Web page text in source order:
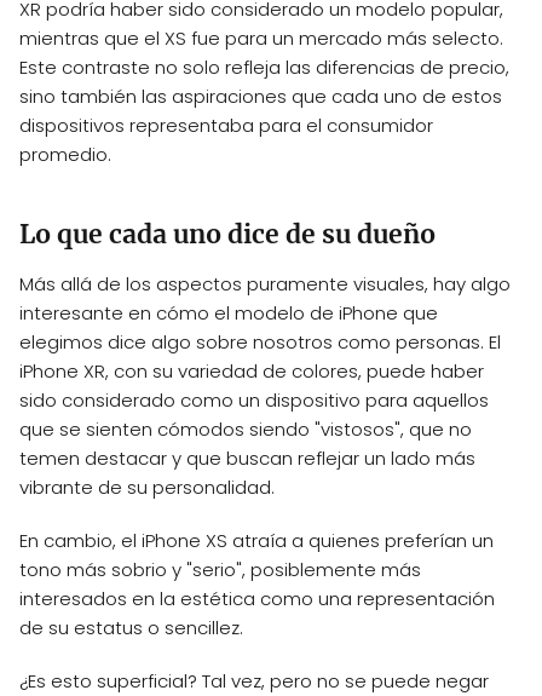
XR podría haber sido considerado un modelo popular,
mientras que el XS fue para un mercado más selecto.
Este contraste no solo refleja las diferencias de precio,
sino también las aspiraciones que cada uno de estos
dispositivos representaba para el consumidor
promedio.
Lo que cada uno dice de su dueño
Más allá de los aspectos puramente visuales, hay algo
interesante en cómo el modelo de iPhone que
elegimos dice algo sobre nosotros como personas. El
iPhone XR, con su variedad de colores, puede haber
sido considerado como un dispositivo para aquellos
que se sienten cómodos siendo "vistosos", que no
temen destacar y que buscan reflejar un lado más
vibrante de su personalidad.
En cambio, el iPhone XS atraía a quienes preferían un
tono más sobrio y "serio", posiblemente más
interesados en la estética como una representación
de su estatus o sencillez.
¿Es esto superficial? Tal vez, pero no se puede negar